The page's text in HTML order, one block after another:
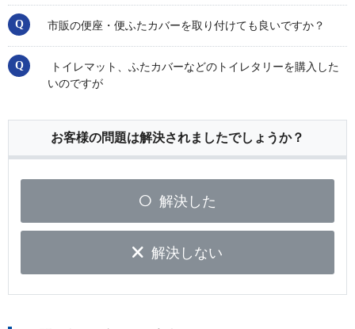
市販の便座・便ふたカバーを取り付けても良いですか？
トイレマット、ふたカバーなどのトイレタリーを購入した
いのですが
お客様の問題は解決されましたでしょうか？
解決した
解決しない